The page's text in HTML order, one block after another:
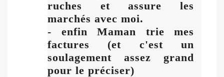
ruches et assure les
marchés avec moi.
- enfin Maman trie mes
factures (et c'est un
soulagement assez grand
pour le préciser)